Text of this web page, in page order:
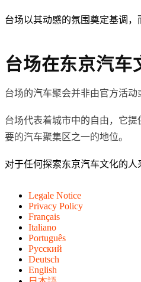
台场以其动感的氛围奠定基调，
台场在东京汽车
台场的汽车聚会并非由官方活
台场代表着城市中的自由，它
要的汽车聚集区之一的地位。
对于任何探索东京汽车文化的
Legale Notice
Privacy Policy
Français
Italiano
Português
Русский
Deutsch
English